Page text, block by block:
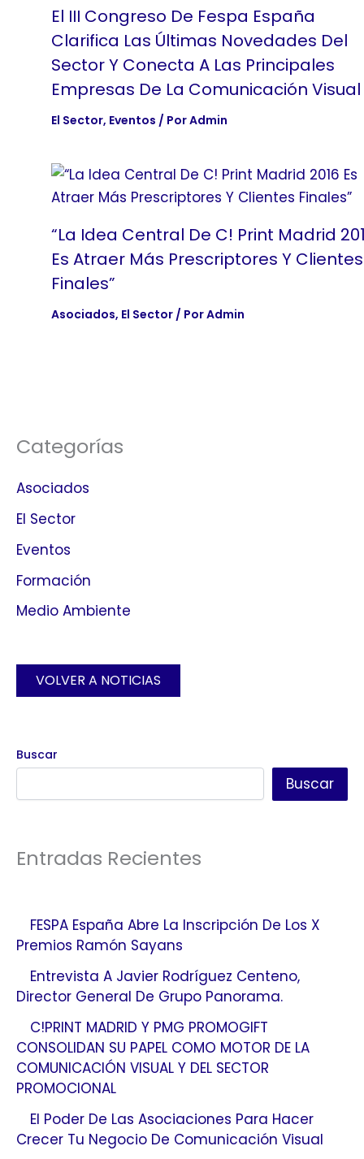
El III Congreso De Fespa España
Clarifica Las Últimas Novedades Del
Sector Y Conecta A Las Principales
Empresas De La Comunicación Visual
El Sector, Eventos / PorAdmin
“La Idea Central De C! Print Madrid
Es Atraer Más Prescriptores Y Clientes
Finales”
Asociados, El Sector/ PorAdmin
Categorías
Asociados
El Sector
Eventos
Formación
Medio Ambiente
VOLVER A NOTICIAS
Buscar
Buscar
Entradas Recientes
FESPA España Abre La Inscripción De Los X
Premios Ramón Sayans
Entrevista A Javier Rodríguez Centeno,
Director General De Grupo Panorama.
C!PRINT MADRID Y PMG PROMOGIFT
CONSOLIDAN SU PAPEL COMO MOTOR DE LA
COMUNICACIÓN VISUAL Y DEL SECTOR
PROMOCIONAL
El Poder De Las Asociaciones Para Hacer
Crecer Tu Negocio De Comunicación Visual